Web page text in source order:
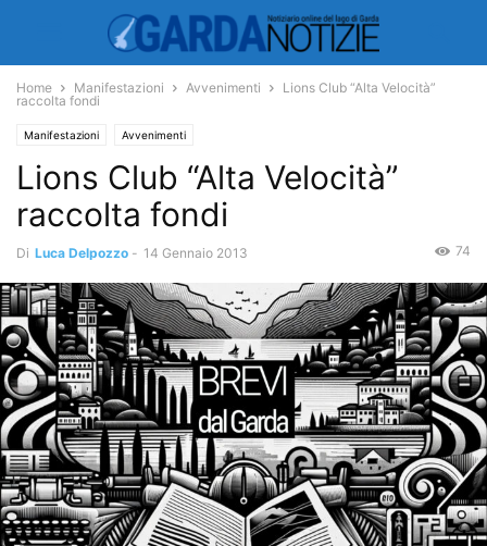
Home Manifestazioni Avvenimenti
Lions Club “Alta Velocità”
raccolta fondi
Manifestazioni Avvenimenti
Lions Club “Alta Velocità”
raccolta fondi
Di Luca Delpozzo - 14 Gennaio 2013 74